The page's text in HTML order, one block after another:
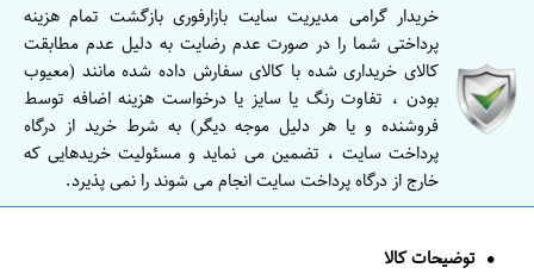
خریدار گرامی مدیریت سایت بازارفوری بازگشت تمام هزینه
پرداختی شما را در صورت عدم رضایت به دلیل عدم مطابقت
کالای خریداری شده با کالای سفارش داده شده مانند (معیوب
بودن ، تفاوت رنگ یا سایز یا درخواست هزینه اضافه توسط
فروشنده و یا هر دلیل موجه دیگر) به شرط خرید از درگاه
پرداخت سایت ، تضمین می نماید و مسئولیت خریدهایی که
خارج از درگاه پرداخت سایت انجام می شوند را نمی پذیرد.
توضیحات کالا